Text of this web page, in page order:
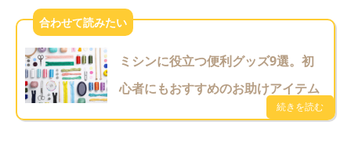
ミシンに役立つ便利グッズ9選。初
心者にもおすすめのお助けアイテム